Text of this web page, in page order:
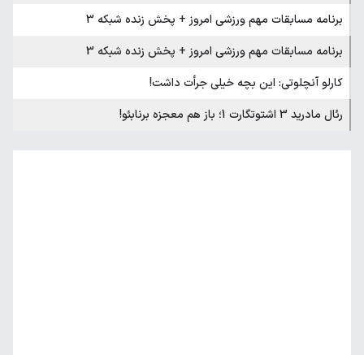
برنامه مسابقات مهم ورزشی امروز + پخش زنده شبکه 3
برنامه مسابقات مهم ورزشی امروز + پخش زنده شبکه 3
کارلو آنچلوتی: این بچه خیلی جرأت داشت!
رئال مادرید 3 اشتوتگارت 1؛ باز هم معجزه برنابئو!